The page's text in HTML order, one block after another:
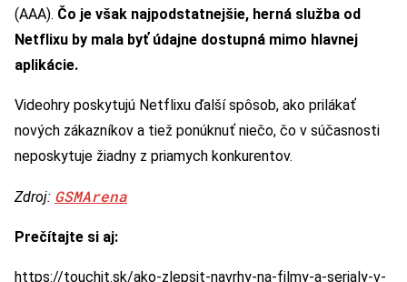
(AAA). Čo je však najpodstatnejšie, herná služba od
Netflixu by mala byť údajne dostupná mimo hlavnej
aplikácie.
Videohry poskytujú Netflixu ďalší spôsob, ako prilákať
nových zákazníkov a tiež ponúknuť niečo, čo v súčasnosti
neposkytuje žiadny z priamych konkurentov.
Zdroj: GSMArena
Prečítajte si aj:
https://touchit.sk/ako-zlepsit-navrhy-na-filmy-a-serialy-v-